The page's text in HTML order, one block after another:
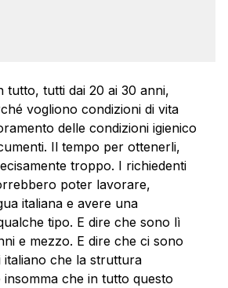
tutto, tutti dai 20 ai 30 anni,
vogliono condizioni di vita
delle condizioni igienico
Il tempo per ottenerli,
troppo. I richiedenti
poter lavorare,
italiana e avere una
tipo. E dire che sono lì
e mezzo. E dire che ci sono
italiano che la struttura
che in tutto questo